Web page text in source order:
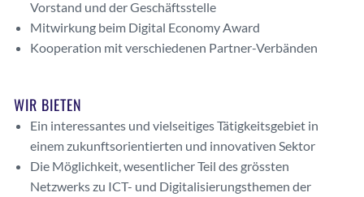
Vorstand und der Geschäftsstelle
Mitwirkung beim Digital Economy Award
Kooperation mit verschiedenen Partner-Verbänden
WIR BIETEN
Ein interessantes und vielseitiges Tätigkeitsgebiet in
einem zukunftsorientierten und innovativen Sektor
Die Möglichkeit, wesentlicher Teil des grössten
Netzwerks zu ICT- und Digitalisierungsthemen der